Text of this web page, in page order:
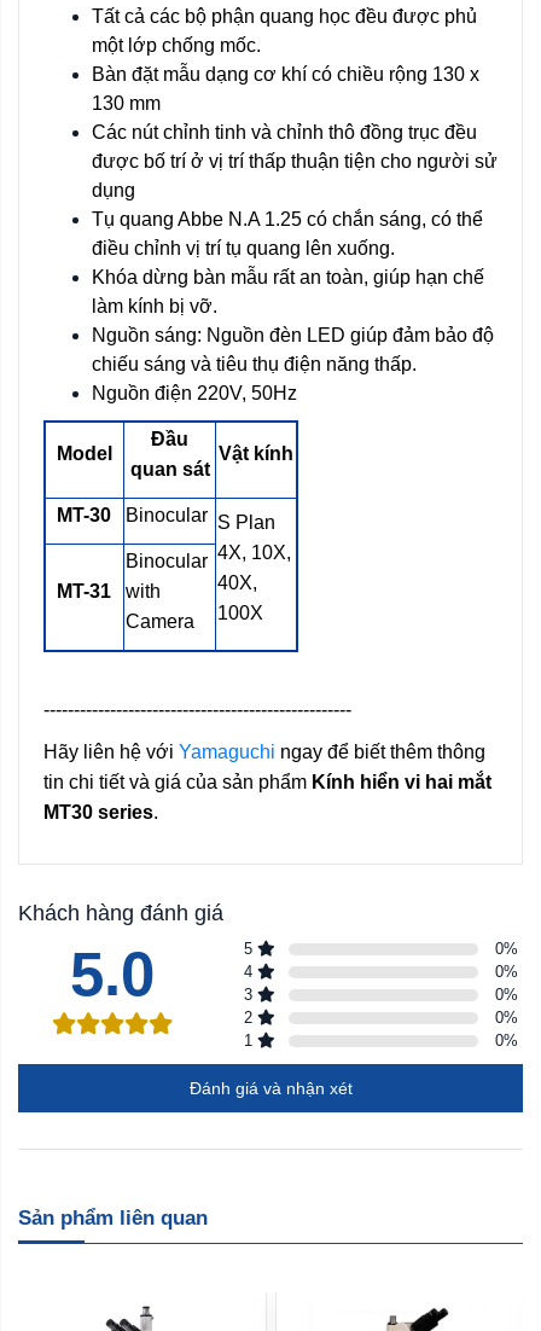
Tất cả các bộ phận quang học đều được phủ
một lớp chống mốc.
Bàn đặt mẫu dạng cơ khí có chiều rộng 130 x
130 mm
Các nút chỉnh tinh và chỉnh thô đồng trục đều
được bố trí ở vị trí thấp thuận tiện cho người sử
dụng
Tụ quang Abbe N.A 1.25 có chắn sáng, có thể
điều chỉnh vị trí tụ quang lên xuống.
Khóa dừng bàn mẫu rất an toàn, giúp hạn chế
làm kính bị vỡ.
Nguồn sáng: Nguồn đèn LED giúp đảm bảo độ
chiếu sáng và tiêu thụ điện năng thấp.
Nguồn điện 220V, 50Hz
Model
Đầu
quan sát
Vật kính
MT-30 Binocular S Plan
4X, 10X,
40X,
100X
MT-31
Binocular
with
Camera
---------------------------------------------------
Hãy liên hệ với Yamaguchi ngay để biết thêm thông
tin chi tiết và giá của sản phẩm Kính hiển vi hai mắt
MT30 series.
Khách hàng đánh giá
5.0 5 0%
4
0%
3
0%
2
0%
1
0%
Đánh giá và nhận xét
Sản phẩm liên quan